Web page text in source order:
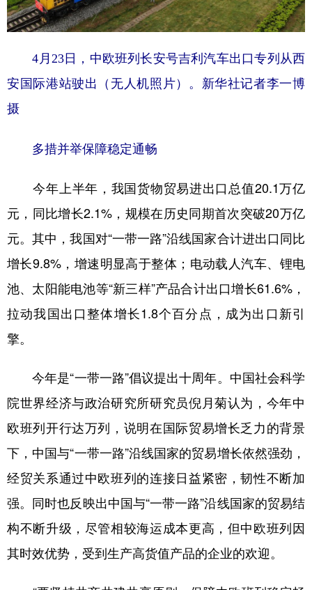
4月23日，中欧班列长安号吉利汽车出口专列从西
安国际港站驶出（无人机照片）。新华社记者李一博
摄
多措并举保障稳定通畅
今年上半年，我国货物贸易进出口总值20.1万亿
元，同比增长2.1%，规模在历史同期首次突破20万亿
元。其中，我国对“一带一路”沿线国家合计进出口同比
增长9.8%，增速明显高于整体；电动载人汽车、锂电
池、太阳能电池等“新三样”产品合计出口增长61.6%，
拉动我国出口整体增长1.8个百分点，成为出口新引
擎。
今年是“一带一路”倡议提出十周年。中国社会科学
院世界经济与政治研究所研究员倪月菊认为，今年中
欧班列开行达万列，说明在国际贸易增长乏力的背景
下，中国与“一带一路”沿线国家的贸易增长依然强劲，
经贸关系通过中欧班列的连接日益紧密，韧性不断加
强。同时也反映出中国与“一带一路”沿线国家的贸易结
构不断升级，尽管相较海运成本更高，但中欧班列因
其时效优势，受到生产高货值产品的企业的欢迎。